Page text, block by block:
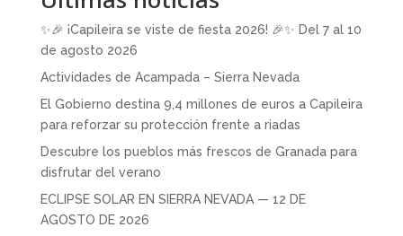
✨🎉 ¡Capileira se viste de fiesta 2026! 🎉✨ Del 7 al 10
de agosto 2026
Actividades de Acampada – Sierra Nevada
El Gobierno destina 9,4 millones de euros a Capileira
para reforzar su protección frente a riadas
Descubre los pueblos más frescos de Granada para
disfrutar del verano
ECLIPSE SOLAR EN SIERRA NEVADA — 12 DE
AGOSTO DE 2026